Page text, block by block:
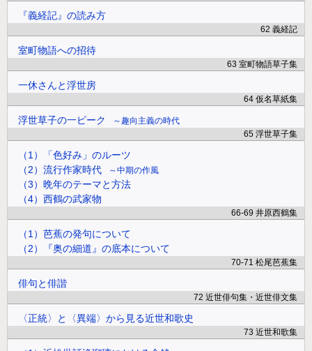
『義経記』の読み方
62 義経記
室町物語への招待
63 室町物語草子集
一休さんと浮世房
64 仮名草紙集
浮世草子の一ピーク
趣向主義の時代
65 浮世草子集
（1）「色好み」のルーツ
（2）流行作家時代
中期の作風
（3）晩年のテーマと方法
（4）西鶴の武家物
66-69 井原西鶴集
（1）芭蕉の発句について
（2）『奥の細道』の底本について
70-71 松尾芭蕉集
俳句と俳諧
72 近世俳句集・近世俳文集
〈正統〉と〈異端〉から見る近世和歌史
73 近世和歌集